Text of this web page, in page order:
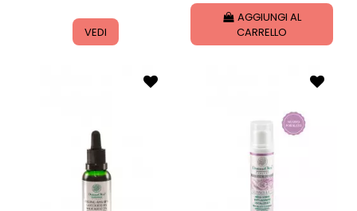
VEDI
AGGIUNGI AL
CARRELLO